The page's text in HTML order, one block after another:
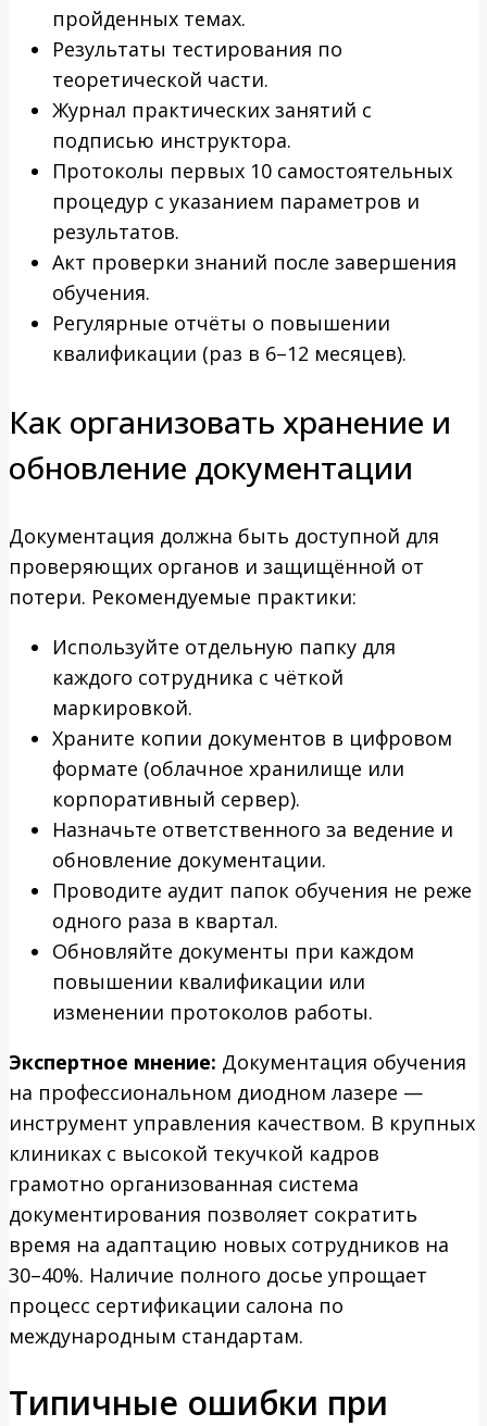
пройденных темах.
Результаты тестирования по
теоретической части.
Журнал практических занятий с
подписью инструктора.
Протоколы первых 10 самостоятельных
процедур с указанием параметров и
результатов.
Акт проверки знаний после завершения
обучения.
Регулярные отчёты о повышении
квалификации (раз в 6–12 месяцев).
Как организовать хранение и
обновление документации
Документация должна быть доступной для
проверяющих органов и защищённой от
потери. Рекомендуемые практики:
Используйте отдельную папку для
каждого сотрудника с чёткой
маркировкой.
Храните копии документов в цифровом
формате (облачное хранилище или
корпоративный сервер).
Назначьте ответственного за ведение и
обновление документации.
Проводите аудит папок обучения не реже
одного раза в квартал.
Обновляйте документы при каждом
повышении квалификации или
изменении протоколов работы.
Экспертное мнение: Документация обучения
на профессиональном диодном лазере —
инструмент управления качеством. В крупных
клиниках с высокой текучкой кадров
грамотно организованная система
документирования позволяет сократить
время на адаптацию новых сотрудников на
30–40%. Наличие полного досье упрощает
процесс сертификации салона по
международным стандартам.
Типичные ошибки при